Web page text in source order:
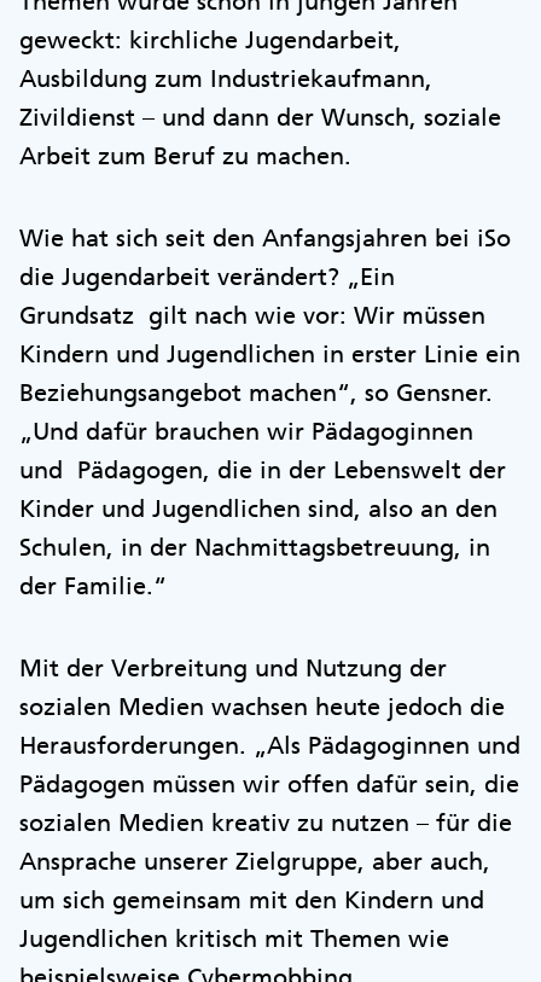
geweckt: kirchliche Jugendarbeit,
Ausbildung zum Industriekaufmann,
Zivildienst – und dann der Wunsch, soziale
Arbeit zum Beruf zu machen.
Wie hat sich seit den Anfangsjahren bei iSo
die Jugendarbeit verändert? „Ein
Grundsatz gilt nach wie vor: Wir müssen
Kindern und Jugendlichen in erster Linie ein
Beziehungsangebot machen“, so Gensner.
„Und dafür brauchen wir Pädagoginnen
und Pädagogen, die in der Lebenswelt der
Kinder und Jugendlichen sind, also an den
Schulen, in der Nachmittagsbetreuung, in
der Familie.“
Mit der Verbreitung und Nutzung der
sozialen Medien wachsen heute jedoch die
Herausforderungen. „Als Pädagoginnen und
Pädagogen müssen wir offen dafür sein, die
sozialen Medien kreativ zu nutzen – für die
Ansprache unserer Zielgruppe, aber auch,
um sich gemeinsam mit den Kindern und
Jugendlichen kritisch mit Themen wie